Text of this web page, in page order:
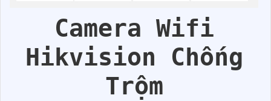
Camera Wifi
Hikvision Chống
Trộm